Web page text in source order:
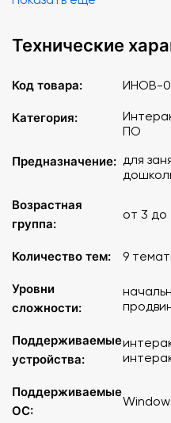
Моя тетрадка (My
Устанавливается
на
выше. Подходит для
10
Технические
Код товара: ИНОВ-
Категория:
ПО
Предназначение: для
Возрастная
группа:
от 3 до
Количество тем: 9
Уровни
сложности:
Поддерживаемые
устройства:
Поддерживаемые
ОС: